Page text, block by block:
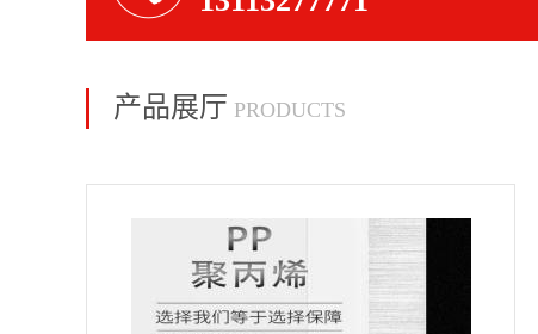
产品展厅 PRODUCTS